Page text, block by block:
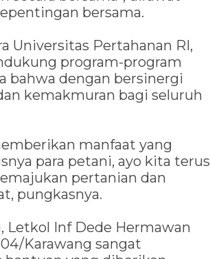
bersama.
Universitas Pertahanan RI,
program-program
bahwa dengan bersinergi
kemakmuran bagi seluruh
manfaat yang
para petani, ayo kita terus
pertanian dan
pungkasnya.
Letkol Inf Dede Hermawan
Karawang sangat